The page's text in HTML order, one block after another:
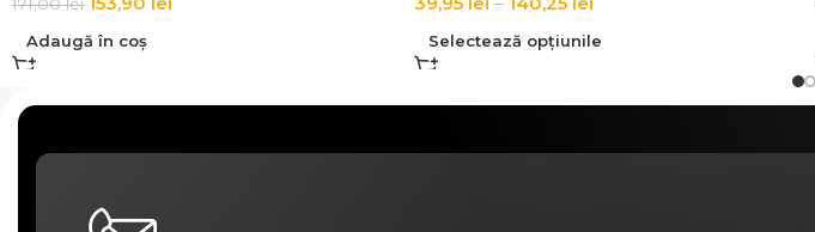
Adaugă în coș Selectează opțiunile